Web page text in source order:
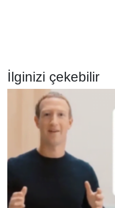
İlginizi çekebilir